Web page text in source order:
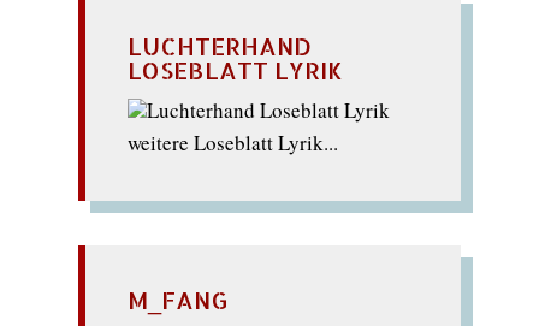
LUCHTERHAND
LOSEBLATT LYRIK
weitere Loseblatt Lyrik...
M_FANG